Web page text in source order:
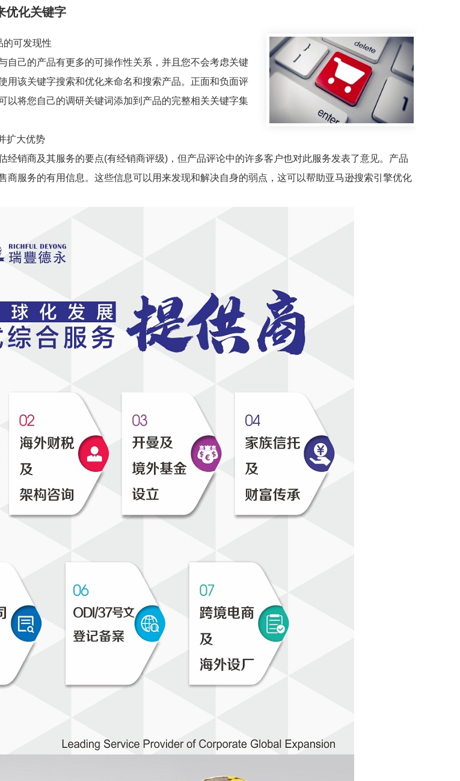
优化关键字
的可发现性
自己的产品有更多的可操作性关系，并且您不会考虑关键
用该关键字搜索和优化来命名和搜索产品。正面和负面评
以将您自己的调研关键词添加到产品的完整相关关键字集
扩大优势
经销商及其服务的要点(有经销商评级)，但产品评论中的许多客户也对此服务发表了意见。产品
商服务的有用信息。这些信息可以用来发现和解决自身的弱点，这可以帮助亚马逊搜索引擎优化